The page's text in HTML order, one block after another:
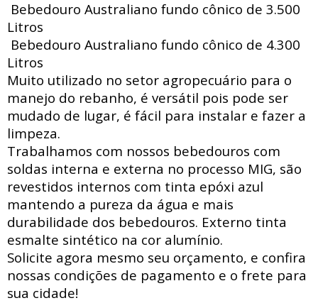
Bebedouro Australiano fundo cônico de 3.500
Litros
Bebedouro Australiano fundo cônico de 4.300
Litros
Muito utilizado no setor agropecuário para o
manejo do rebanho, é versátil pois pode ser
mudado de lugar, é fácil para instalar e fazer a
limpeza.
Trabalhamos com nossos bebedouros com
soldas interna e externa no processo MIG, são
revestidos internos com tinta epóxi azul
mantendo a pureza da água e mais
durabilidade dos bebedouros. Externo tinta
esmalte sintético na cor alumínio.
Solicite agora mesmo seu orçamento, e confira
nossas condições de pagamento e o frete para
sua cidade!